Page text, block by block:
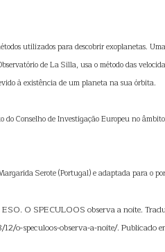
utilizados para descobrir exoplanetas.
de La Silla, usa o método das
à existência de um planeta na sua órbita.
Conselho de Investigação Europeu no
Serote (Portugal) e adaptada para o
ESO. O SPECULOOS observa a noite.
o-speculoos-observa-a-noite/. Publicado